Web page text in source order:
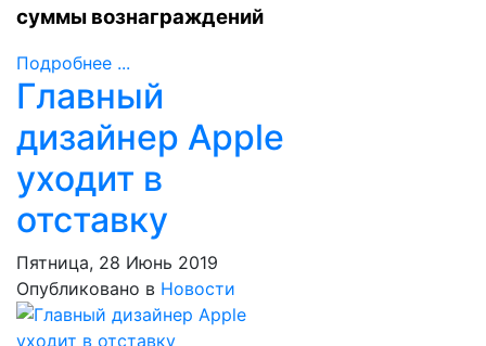
суммы вознаграждений
Подробнее ...
Главный
дизайнер Apple
уходит в
отставку
Пятница, 28 Июнь 2019
Опубликовано в Новости